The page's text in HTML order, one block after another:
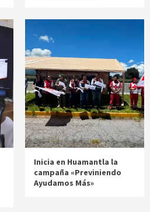
Inicia en Huamantla la
campaña «Previniendo
Ayudamos Más»